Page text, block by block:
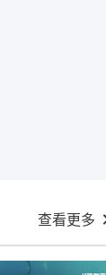
查看更多